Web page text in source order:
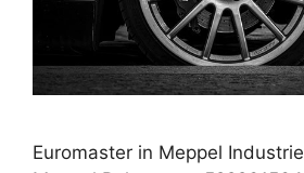
Euromaster in Meppel